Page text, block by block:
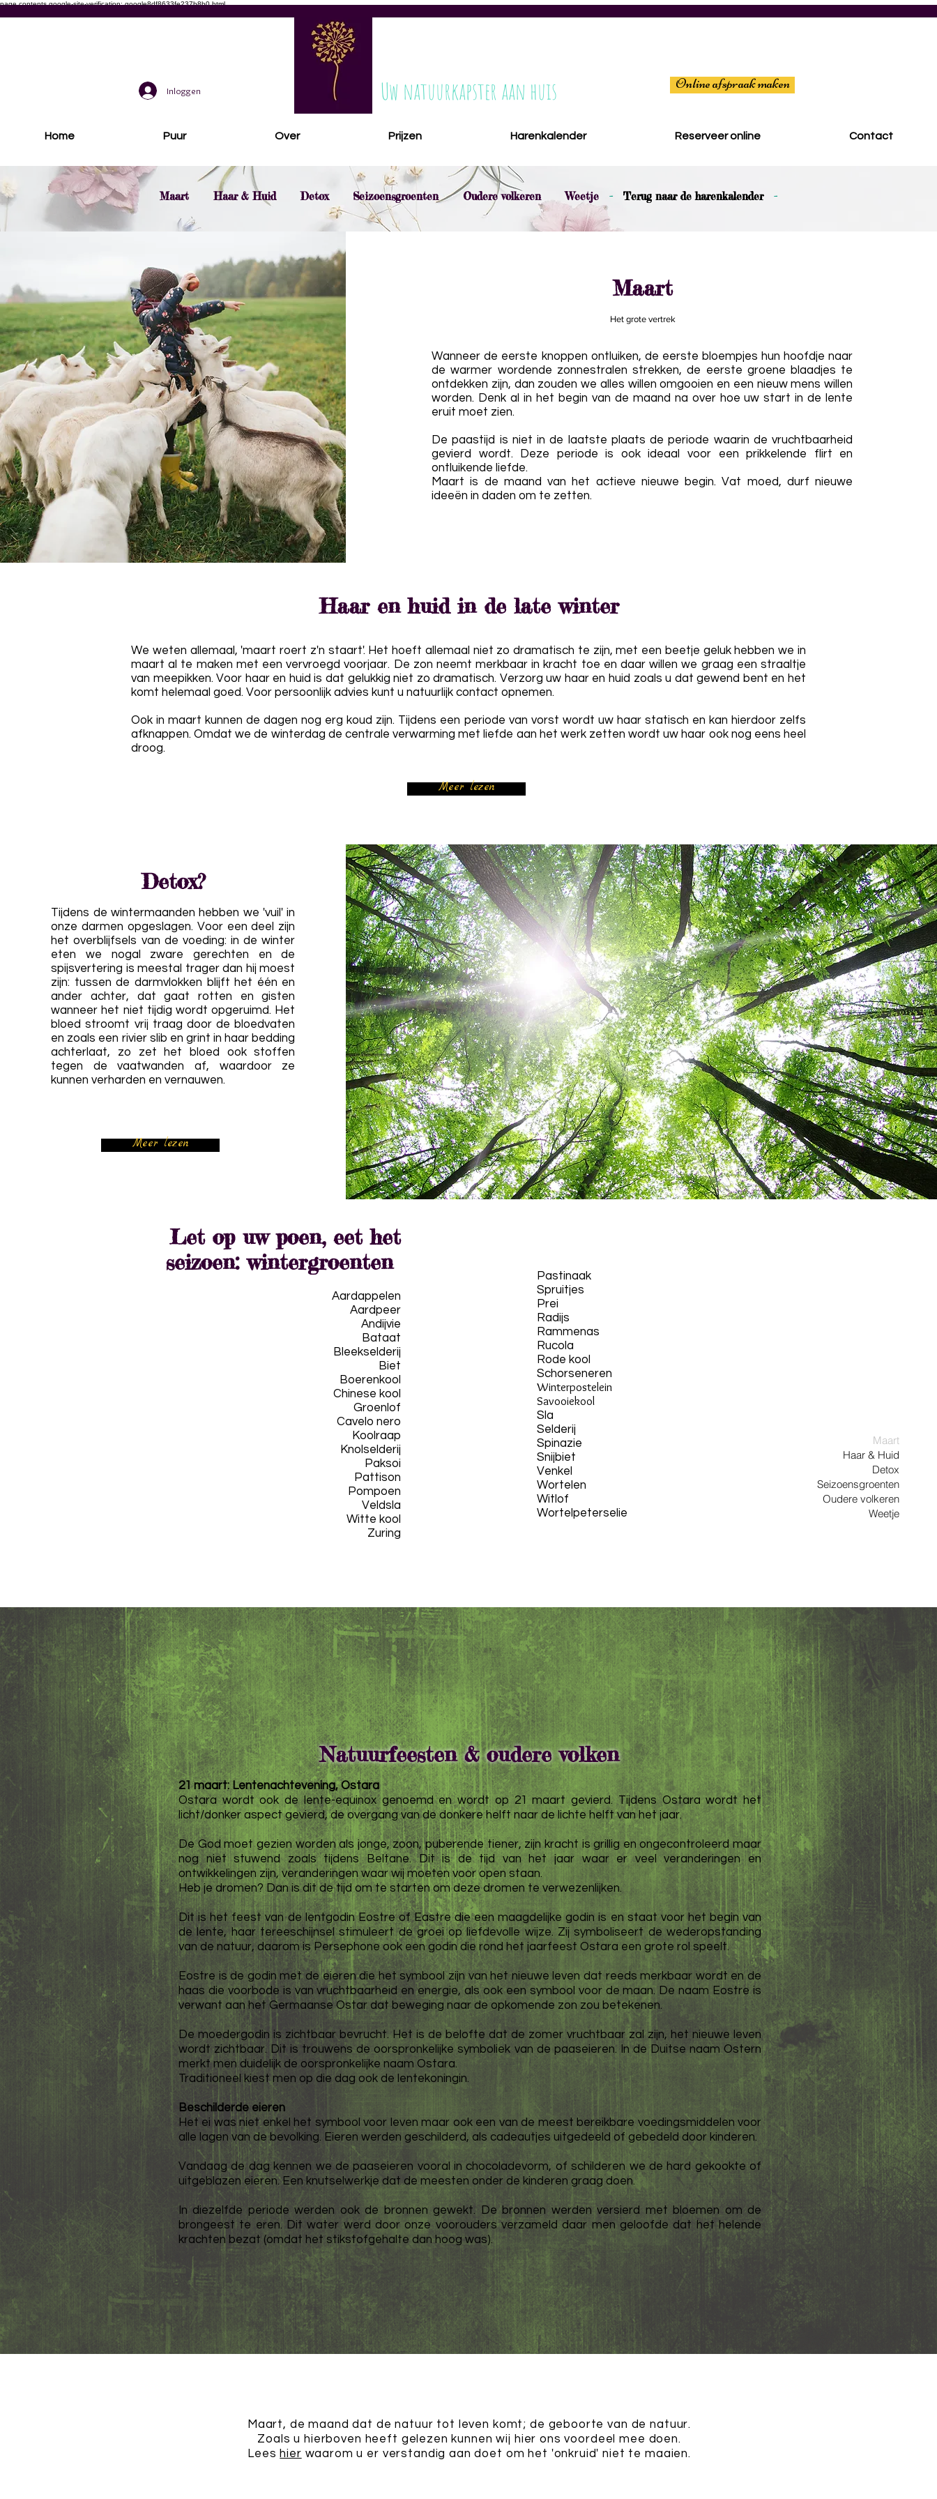
page contentsgoogle-site-verification: google8df8633fe237b8b0.html
Inloggen Uw natuurkapster aan huis Online afspraak maken
Maart
Haar & Huid
Detox
Seizoensgroenten
Oudere volkeren
Weetje
Maart Haar & Huid Detox Seizoensgroenten Oudere volkeren Weetje - Terug naar de harenkalender-
Maart
Het grote vertrek
Wanneer de eerste knoppen ontluiken, de eerste bloempjes hun hoofdje naar
de warmer wordende zonnestralen strekken, de eerste groene blaadjes te
ontdekken zijn, dan zouden we alles willen omgooien en een nieuw mens willen
worden. Denk al in het begin van de maand na over hoe uw start in de lente
eruit moet zien.
De paastijd is niet in de laatste plaats de periode waarin de vruchtbaarheid
gevierd wordt. Deze periode is ook ideaal voor een prikkelende flirt en
ontluikende liefde.
Maart is de maand van het actieve nieuwe begin. Vat moed, durf nieuwe
ideeën in daden om te zetten.
Haar en huid in de late winter
We weten allemaal, 'maart roert z'n staart'. Het hoeft allemaal niet zo dramatisch te zijn, met een beetje geluk hebben we in
maart al te maken met een vervroegd voorjaar. De zon neemt merkbaar in kracht toe en daar willen we graag een straaltje
van meepikken. Voor haar en huid is dat gelukkig niet zo dramatisch. Verzorg uw haar en huid zoals u dat gewend bent en het
komt helemaal goed. Voor persoonlijk advies kunt u natuurlijk contact opnemen.
Ook in maart kunnen de dagen nog erg koud zijn. Tijdens een periode van vorst wordt uw haar statisch en kan hierdoor zelfs
afknappen. Omdat we de winterdag de centrale verwarming met liefde aan het werk zetten wordt uw haar ook nog eens heel
droog.
Meer lezen
Detox?
Tijdens de wintermaanden hebben we 'vuil' in
onze darmen opgeslagen. Voor een deel zijn
het overblijfsels van de voeding: in de winter
eten we nogal zware gerechten en de
spijsvertering is meestal trager dan hij moest
zijn: tussen de darmvlokken blijft het één en
ander achter, dat gaat rotten en gisten
wanneer het niet tijdig wordt opgeruimd. Het
bloed stroomt vrij traag door de bloedvaten
en zoals een rivier slib en grint in haar bedding
achterlaat, zo zet het bloed ook stoffen
tegen de vaatwanden af, waardoor ze
kunnen verharden en vernauwen.
Let op uw poen, eet het
seizoen: wintergroenten
Aardappelen
Aardpeer
Andijvie
Bataat
Bleekselderij
Biet
Boerenkool
Chinese kool
Groenlof
Cavelo nero
Koolraap
Knolselderij
Paksoi
Pattison
Pompoen
Veldsla
Witte kool
Zuring
Pastinaak
Spruitjes
Prei
Radijs
Rammenas
Rucola
Rode kool
Schorseneren
Winterpostelein
Savooiekool
Sla
Selderij
Spinazie
Snijbiet
Venkel
Wortelen
Witlof
Wortelpeterselie
Natuurfeesten & oudere volken
21 maart: Lentenachtevening, Ostara
Ostara wordt ook de lente-equinox genoemd en wordt op 21 maart gevierd. Tijdens Ostara wordt het
licht/donker aspect gevierd, de overgang van de donkere helft naar de lichte helft van het jaar.
De God moet gezien worden als jonge, zoon, puberende tiener, zijn kracht is grillig en ongecontroleerd maar
nog niet stuwend zoals tijdens Beltane. Dit is de tijd van het jaar waar er veel veranderingen en
ontwikkelingen zijn, veranderingen waar wij moeten voor open staan.
Heb je dromen? Dan is dit de tijd om te starten om deze dromen te verwezenlijken.
Dit is het feest van de lentgodin Eostre of Eastre die een maagdelijke godin is en staat voor het begin van
de lente, haar tereeschijnsel stimuleert de groei op liefdevolle wijze. Zij symboliseert de wederopstanding
van de natuur, daarom is Persephone ook een godin die rond het jaarfeest Ostara een grote rol speelt.
Eostre is de godin met de eieren die het symbool zijn van het nieuwe leven dat reeds merkbaar wordt en de
haas die voorbode is van vruchtbaarheid en energie, als ook een symbool voor de maan. De naam Eostre is
verwant aan het Germaanse Ostar dat beweging naar de opkomende zon zou betekenen.
De moedergodin is zichtbaar bevrucht. Het is de belofte dat de zomer vruchtbaar zal zijn, het nieuwe leven
wordt zichtbaar. Dit is trouwens de oorspronkelijke symboliek van de paaseieren. In de Duitse naam Ostern
merkt men duidelijk de oorspronkelijke naam Ostara.
Traditioneel kiest men op die dag ook de lentekoningin.
Beschilderde eieren
Het ei was niet enkel het symbool voor leven maar ook een van de meest bereikbare voedingsmiddelen voor
alle lagen van de bevolking. Eieren werden geschilderd, als cadeautjes uitgedeeld of gebedeld door kinderen.
Vandaag de dag kennen we de paaseieren vooral in chocoladevorm, of schilderen we de hard gekookte of
uitgeblazen eieren. Een knutselwerkje dat de meesten onder de kinderen graag doen.
In diezelfde periode werden ook de bronnen gewekt. De bronnen werden versierd met bloemen om de
brongeest te eren. Dit water werd door onze voorouders verzameld daar men geloofde dat het helende
krachten bezat (omdat het stikstofgehalte dan hoog was).
Meer lezen
Maart, de maand dat de natuur tot leven komt; de geboorte van de natuur.
Zoals u hierboven heeft gelezen kunnen wij hier ons voordeel mee doen.
Lees hier waarom u er verstandig aan doet om het 'onkruid' niet te maaien.
Home Puur Over Prijzen Harenkalender Reserveer online Contact